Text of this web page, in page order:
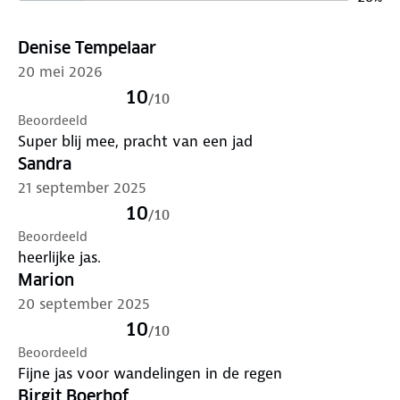
Denise Tempelaar
20 mei 2026
10/10
Beoordeeld
Super blij mee, pracht van een jad
Sandra
21 september 2025
10/10
Beoordeeld
heerlijke jas.
Marion
20 september 2025
10/10
Beoordeeld
Fijne jas voor wandelingen in de regen
Birgit Boerhof